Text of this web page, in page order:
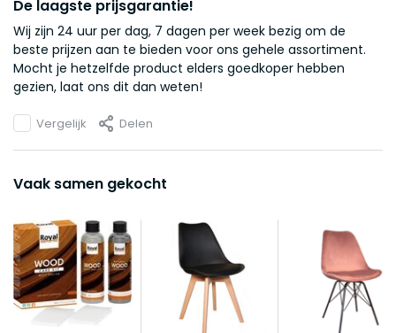
De laagste prijsgarantie!
Wij zijn 24 uur per dag, 7 dagen per week bezig om de
beste prijzen aan te bieden voor ons gehele assortiment.
Mocht je hetzelfde product elders goedkoper hebben
gezien, laat ons dit dan weten!
Vergelijk Delen
Vaak samen gekocht